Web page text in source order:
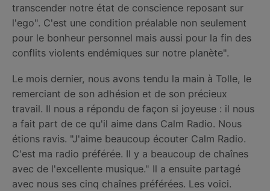
transcender notre état de conscience reposant sur
l'ego". C'est une condition préalable non seulement
pour le bonheur personnel mais aussi pour la fin des
conflits violents endémiques sur notre planète".
Le mois dernier, nous avons tendu la main à Tolle, le
remerciant de son adhésion et de son précieux
travail. Il nous a répondu de façon si joyeuse : il nous
a fait part de ce qu'il aime dans Calm Radio. Nous
étions ravis. "J'aime beaucoup écouter Calm Radio.
C'est ma radio préférée. Il y a beaucoup de chaînes
avec de l'excellente musique." Il a ensuite partagé
avec nous ses cinq chaînes préférées. Les voici.